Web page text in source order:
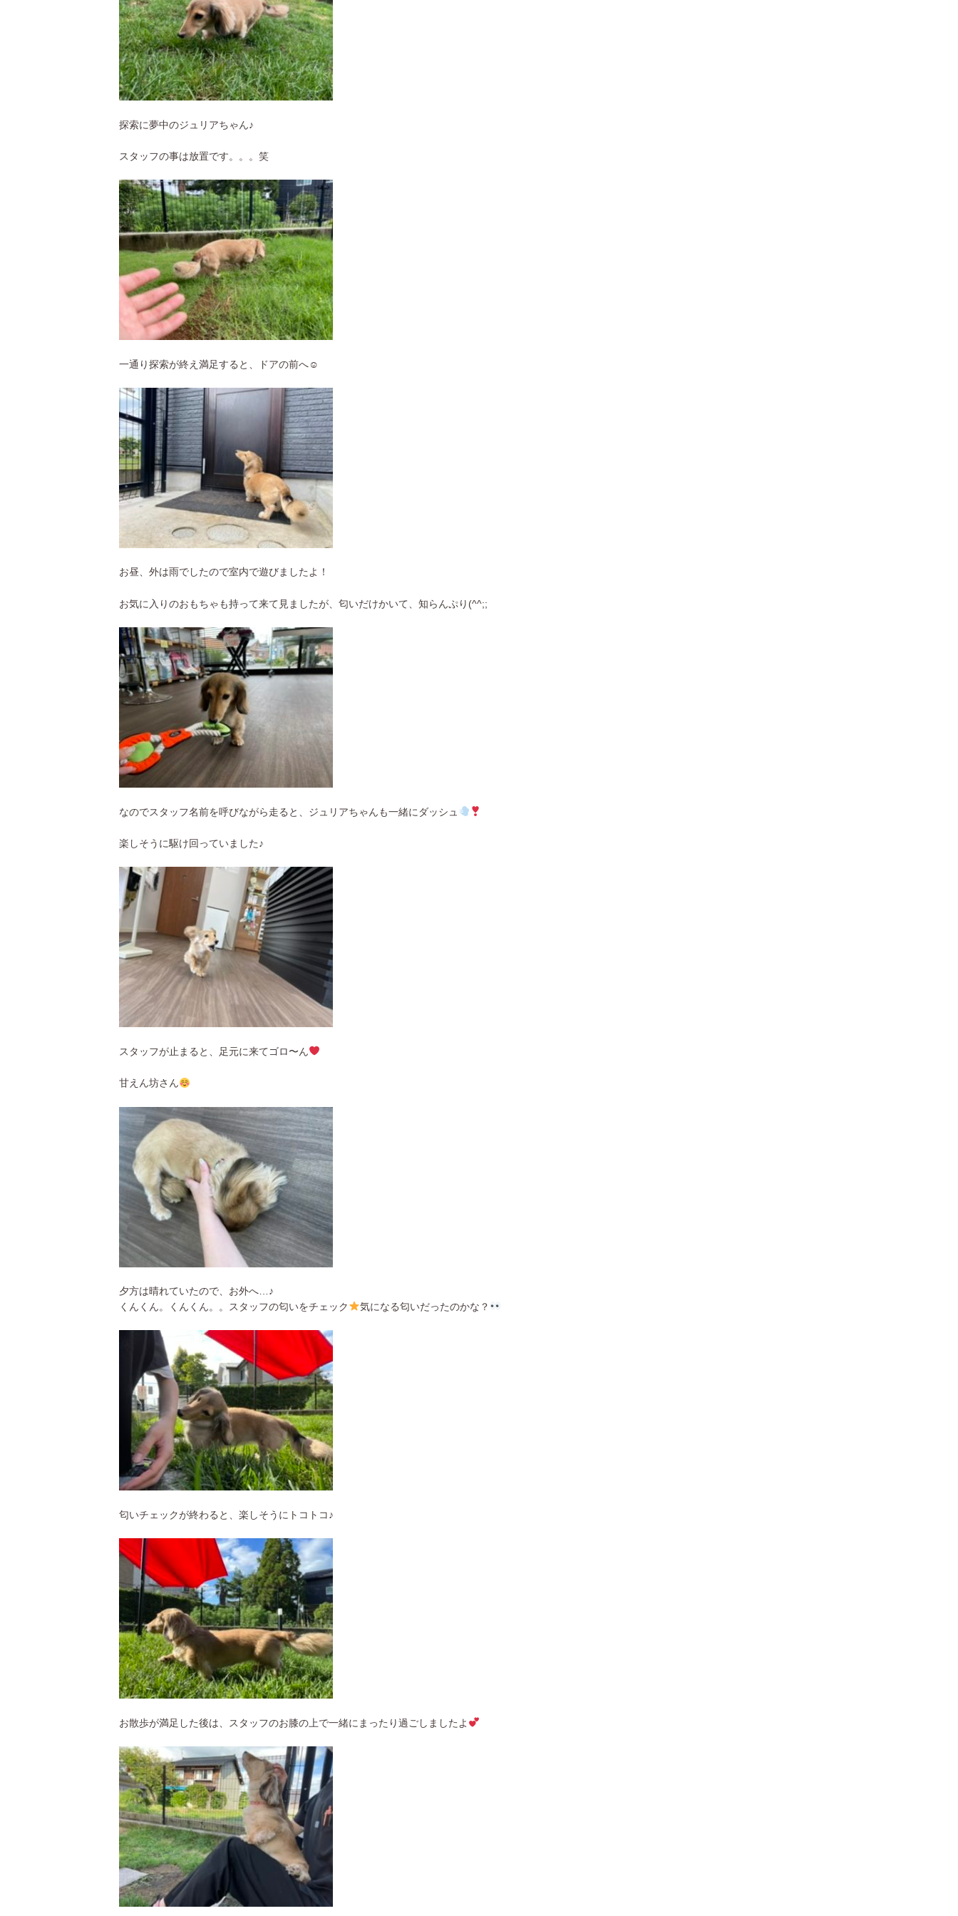
探索に夢中のジュリアちゃん♪
スタッフの事は放置です。。。笑
一通り探索が終え満足すると、ドアの前へ☺︎
お昼、外は雨でしたので室内で遊びましたよ！
お気に入りのおもちゃも持って来て見ましたが、匂いだけかいて、知らんぷり(^^;;
なのでスタッフ名前を呼びながら走ると、ジュリアちゃんも一緒にダッシュ
楽しそうに駆け回っていました♪
スタッフが止まると、足元に来てゴロ〜ん
甘えん坊さん
夕方は晴れていたので、お外へ…♪
くんくん。くんくん。。スタッフの匂いをチェック
気になる匂いだったのかな？
匂いチェックが終わると、楽しそうにトコトコ♪
お散歩が満足した後は、スタッフのお膝の上で一緒にまったり過ごしました よ